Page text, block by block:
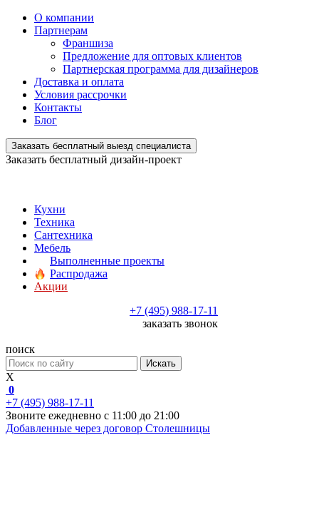
О компании
Партнерам
Франшиза
Предложение для оптовых клиентов
Партнерская программа для дизайнеров
Доставка и оплата
Условия рассрочки
Контакты
Блог
Заказать бесплатный выезд специалиста
Заказать бесплатный дизайн-проект
Кухни
Техника
Сантехника
Мебель
Выполненные проекты
Распродажа
Акции
+7 (495) 988-17-11
заказать звонок
поиск
Искать
X
0
+7 (495) 988-17-11
Звоните ежедневно с 11:00 до 21:00
Добавленные через договор Столешницы